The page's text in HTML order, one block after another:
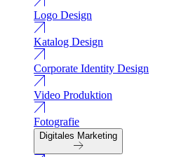
Logo Design
Katalog Design
Corporate Identity Design
Video Produktion
Fotografie
Digitales Marketing